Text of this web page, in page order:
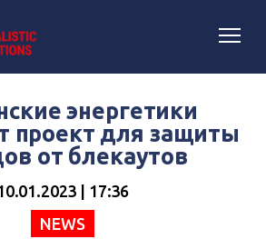
энергетики
проект для защиты
от блекаутов
| 17:36
NEWS